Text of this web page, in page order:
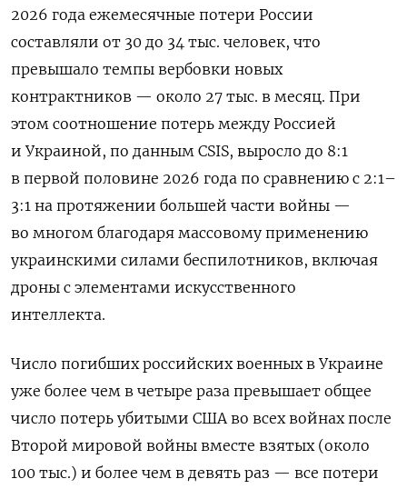
2026 года ежемесячные потери России
составляли от 30 до 34 тыс. человек, что
превышало темпы вербовки новых
контрактников — около 27 тыс. в месяц. При
этом соотношение потерь между Россией
и Украиной, по данным CSIS, выросло до 8:1
в первой половине 2026 года по сравнению с 2:1–
3:1 на протяжении большей части войны —
во многом благодаря массовому применению
украинскими силами беспилотников, включая
дроны с элементами искусственного
интеллекта.
Число погибших российских военных в Украине
уже более чем в четыре раза превышает общее
число потерь убитыми США во всех войнах после
Второй мировой войны вместе взятых (около
100 тыс.) и более чем в девять раз — все потери